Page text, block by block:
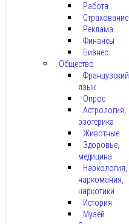
Работа
Страхование
Реклама
Финансы
Бизнес
Общество
Французский
язык
Опрос
Астрология,
эзотерика
Животные
Здоровье,
медицина
Наркология,
наркомания,
наркотики
История
Музей